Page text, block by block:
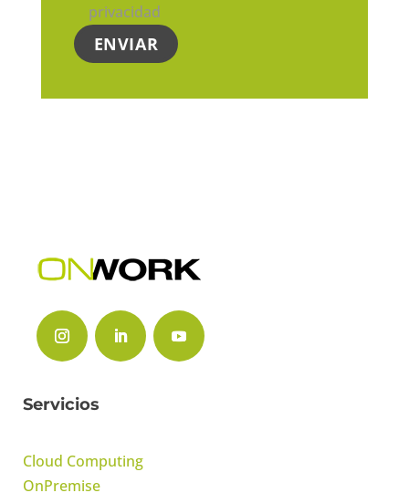
privacidad
Servicios
Cloud Computing
OnPremise